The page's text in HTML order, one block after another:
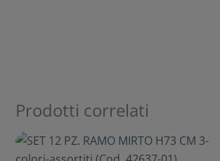
Prodotti correlati